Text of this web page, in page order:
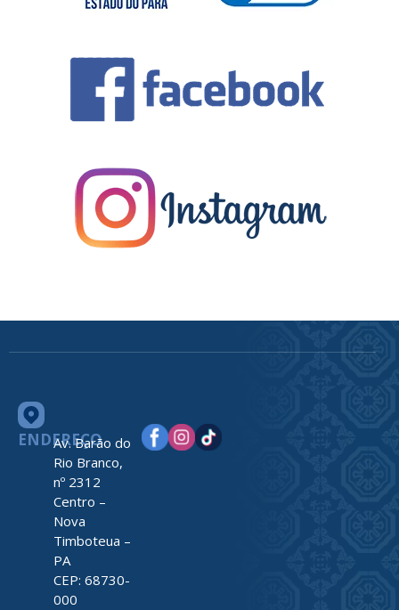
ENDEREÇO
Av. Barão do
Rio Branco,
nº 2312
Centro –
Nova
Timboteua –
PA
CEP: 68730-
000